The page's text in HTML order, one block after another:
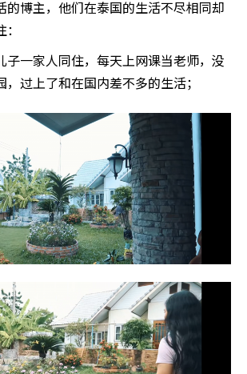
的博主，他们在泰国的生活不尽相同却
子一家人同住，每天上网课当老师，没
，过上了和在国内差不多的生活；